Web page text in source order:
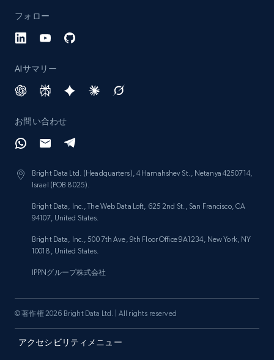
Lowes.com - Collect records by category
Model number, Gtin ean pn, Product name, and
Lazada - Products
URL, Title, Rating, Reviews, Initial price, Final
price, Currency, Stock, and more.
Lazada - Products - Discover products by
フォロー
AIサマリー
お問い合わせ
Bright Data Ltd. (Headquarters), 4 Hamahshev St., Netanya 4250714,
Israel (POB 8025).
Bright Data, Inc., The Web Data Loft, 625 2nd St., San Francisco, CA
94107, United States.
Bright Data, Inc., 500 7th Ave, 9th Floor Office 9A1234, New York, NY
10018, United States.
IPPNグループ株式会社
アクセシビリティメニュー
© 著作権 2026 Bright Data Ltd. | All rights reserved